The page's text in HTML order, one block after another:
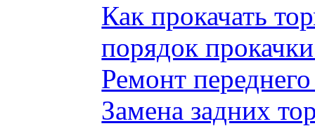
Как прокачать
порядок
Ремонт
Замена задних